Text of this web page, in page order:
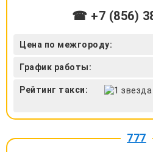
☎ +7 (856)
Цена по межгороду:
График работы:
Рейтинг такси:
777